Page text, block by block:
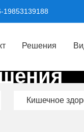
19853139188
Решения
Кишечное